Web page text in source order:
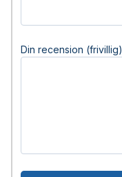
Din recension (frivillig)